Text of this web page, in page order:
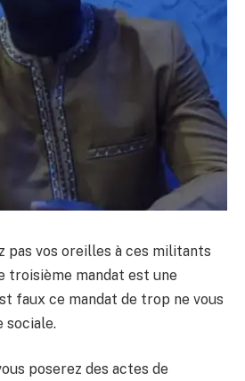
pas vos oreilles à ces militants
troisième mandat est une
faux ce mandat de trop ne vous
sociale.
poserez des actes de